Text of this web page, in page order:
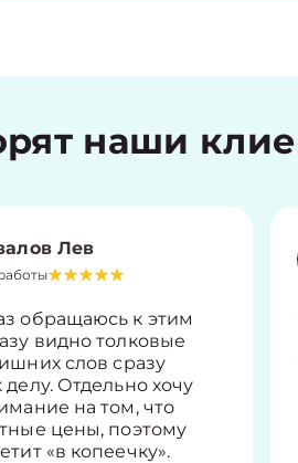
наши
Лев
обращаюсь к этим
видно толковые
слов сразу
Отдельно хочу
на том, что
цены, поэтому
«в копеечку».